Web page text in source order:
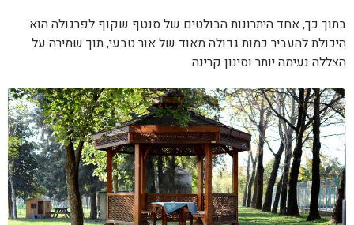
בתוך כך, אחד היתרונות הבולטים של סנטף שקוף לפרגולה הוא
היכולת להעביר כמות גדולה מאוד של אור טבעי, תוך שמירה על
הצללה נעימה יותר וסינון קרינה.